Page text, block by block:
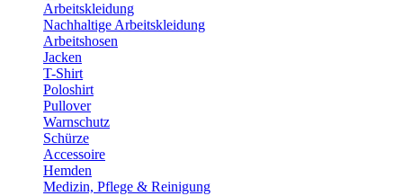
Arbeitskleidung
Nachhaltige Arbeitskleidung
Arbeitshosen
Jacken
T-Shirt
Poloshirt
Pullover
Warnschutz
Schürze
Accessoire
Hemden
Medizin, Pflege & Reinigung